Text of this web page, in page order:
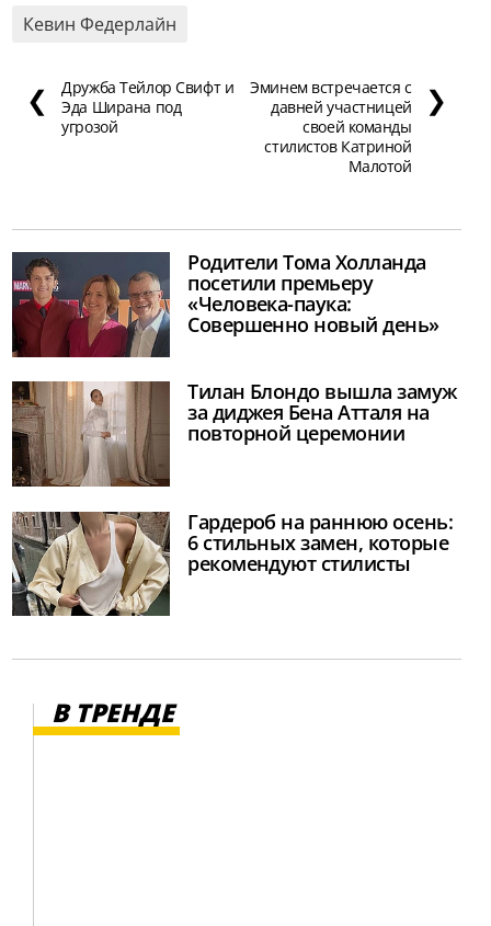
Кевин Федерлайн
❮
Дружба Тейлор Свифт и
Эда Ширана под
угрозой
Эминем встречается с
давней участницей
своей команды
стилистов Катриной
Малотой
❯
Родители Тома Холланда
посетили премьеру
«Человека-паука:
Совершенно новый день»
Тилан Блондо вышла замуж
за диджея Бена Атталя на
повторной церемонии
Гардероб на раннюю осень:
6 стильных замен, которые
рекомендуют стилисты
В ТРЕНДЕ